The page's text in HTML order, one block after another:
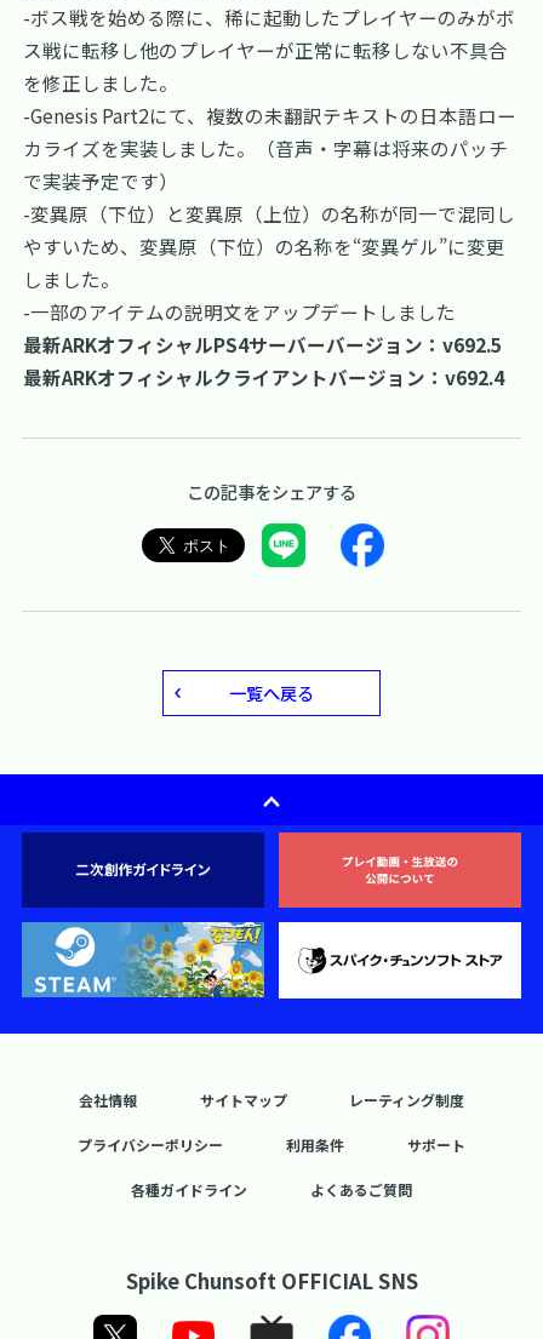
-ボス戦を始める際に、稀に起動したプレイヤーのみがボ
ス戦に転移し他のプレイヤーが正常に転移しない不具合
を修正しました。
-Genesis Part2にて、複数の未翻訳テキストの日本語ロー
カライズを実装しました。（音声・字幕は将来のパッチ
で実装予定です）
-変異原（下位）と変異原（上位）の名称が同一で混同し
やすいため、変異原（下位）の名称を“変異ゲル”に変更
しました。
-一部のアイテムの説明文をアップデートしました
最新ARKオフィシャルPS4サーバーバージョン：v692.5
最新ARKオフィシャルクライアントバージョン：v692.4
この記事をシェアする
一覧へ戻る
会社情報 サイトマップ レーティング制度
プライバシーポリシー 利用条件 サポート
各種ガイドライン よくあるご質問
Spike Chunsoft OFFICIAL SNS